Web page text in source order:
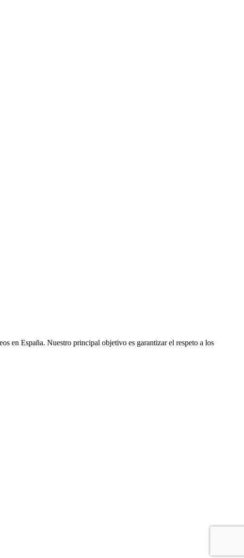
en España. Nuestro principal objetivo es garantizar el respeto a los